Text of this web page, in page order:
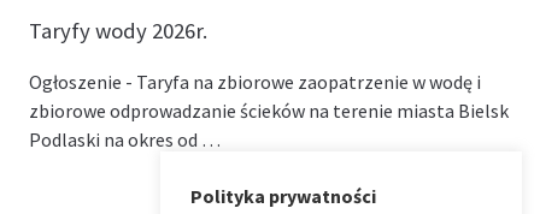
Taryfy wody 2026r.
Ogłoszenie - Taryfa na zbiorowe zaopatrzenie w wodę i
zbiorowe odprowadzanie ścieków na terenie miasta Bielsk
Podlaski na okres od …
Polityka prywatności